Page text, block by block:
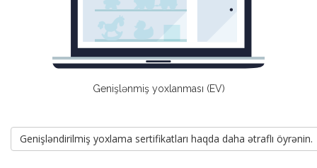
Genişlənmiş yoxlanması (EV)
Genişləndirilmiş yoxlama sertifikatları haqda daha ətraflı öyrənin.